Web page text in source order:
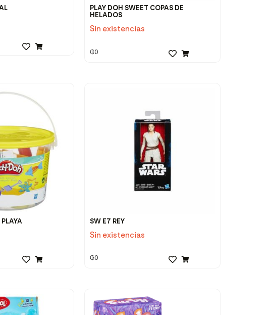
PLAY DOH SWEET COPAS DE
HELADOS
Sin existencias
₲0
SW E7 REY
Sin existencias
₲0